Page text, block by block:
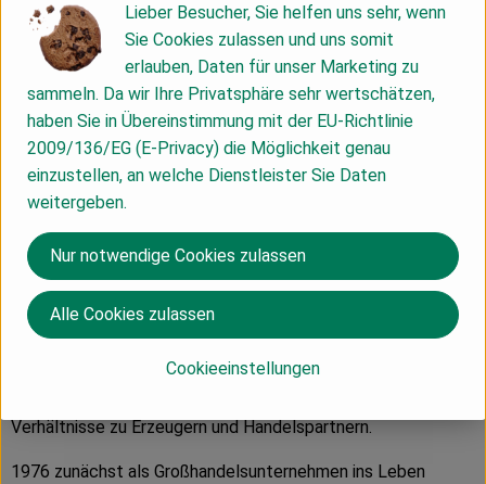
D 71672 Marbach
Die NATURATA AG – „Wir leben Bio 4.0“
Als führender Anbieter von biologischen und bio-
dynamischen Lebensmitteln zeichnet sich die NATURATA AG
durch beste Qualität, Nachhaltigkeit und einzigartigen
Geschmack aus. Die Marke macht dabei den extra Schritt,
um Verbrauchern mehr als Standard Bio zu garantieren. Die
rund 300 Premium-Produkte enthalten daher ausschließlich
natürliche, biologische Zutaten und werden besonders
schonend weiterverarbeitet. Über 50 Prozent der
Ebenfalls wichtig sind dem Unternehmen reduzierte
Verhältnisse zu Erzeugern und Handelspartnern.
1976 zunächst als Großhandelsunternehmen ins Leben
Lieber Besucher, Sie helfen uns sehr, wenn
Sie Cookies zulassen und uns somit
erlauben, Daten für unser Marketing zu
sammeln. Da wir Ihre Privatsphäre sehr wertschätzen,
haben Sie in Übereinstimmung mit der EU-Richtlinie
2009/136/EG (E-Privacy) die Möglichkeit genau
einzustellen, an welche Dienstleister Sie Daten
weitergeben.
Cookieeinstellungen
Nur notwendige Cookies zulassen
Alle Cookies zulassen